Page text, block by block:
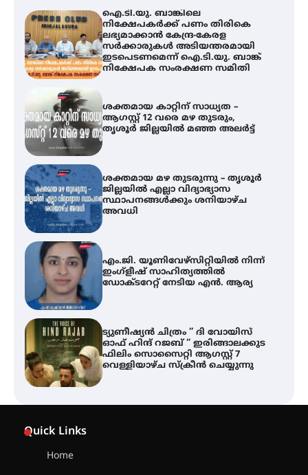
ഐ.ടി.യു. ബാങ്കിലെ
നിക്ഷേപകർക്ക് പണം തിരികെ
ലഭ്യമാക്കാൻ കേന്ദ്ര-കേരള
സർക്കാരുകൾ അടിയന്തരമായി
ഇടപെടണമെന്ന് ഐ.ടി.യു. ബാങ്ക്
നിക്ഷേപക സംരക്ഷണ സമിതി
ശക്തമായ കാറ്റിന് സാധ്യത –
ആഗസ്റ്റ് 12 വരെ മഴ തുടരും,
തൃശൂർ ജില്ലയിൽ മഞ്ഞ അലർട്ട്
ശക്തമായ മഴ തുടരുന്നു – തൃശൂർ
ജില്ലയിൽ എല്ലാ വിദ്യാഭ്യാസ
സ്ഥാപനങ്ങൾക്കും ശനിയാഴ്ച
അവധി
എം.ജി. യൂണിവേഴ്‌സിറ്റിയിൽ നിന്ന്
ഇംഗ്ളീഷ് സാഹിത്യത്തിൽ
ഡോക്ടറേറ്റ് നേടിയ എൻ. ആര്യ
ട്യുണീഷ്യൻ ചിത്രം ” ദി വോയിസ്
ഓഫ് ഹിന്ദ് റജബ് ” ഇരിങ്ങാലക്കുട
ഫിലിം സൊസൈറ്റി ആഗസ്റ്റ് 7
വെള്ളിയാഴ്ച സ്‌ക്രീൻ ചെയ്യുന്നു
Quick Links
Home